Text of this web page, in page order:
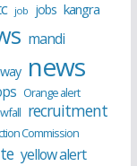
job jobs kangra
mandi
news
Orange alert
recruitment
Commission
yellow alert